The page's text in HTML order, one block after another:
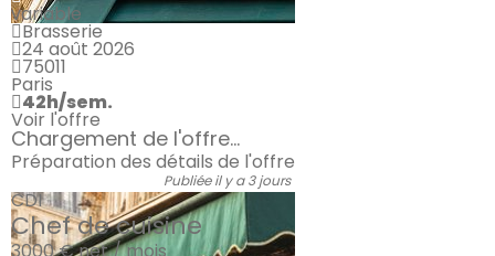
variable
Brasserie
24 août 2026
75011
Paris
42h/sem.
Voir l'offre
Chargement de l'offre...
Préparation des détails de l'offre
Publiée il y a 3 jours
CDI
Chef de cuisine